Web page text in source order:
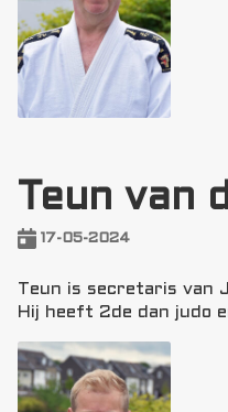
Teun van
17-05-2024
Teun is secretaris van
Hij heeft 2de dan judo